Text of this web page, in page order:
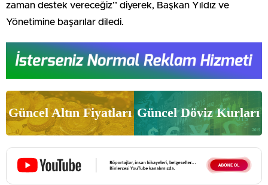
zaman destek vereceğiz’’ diyerek, Başkan Yıldız ve
Yönetimine başarılar diledi.
Güncel Altın Fiyatları Güncel Döviz Kurları